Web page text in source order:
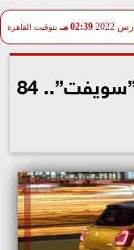
02:39 مـ بتوقيت القاهرة
تعرف على أسعار سوزوكي ”سويفت”.. 84